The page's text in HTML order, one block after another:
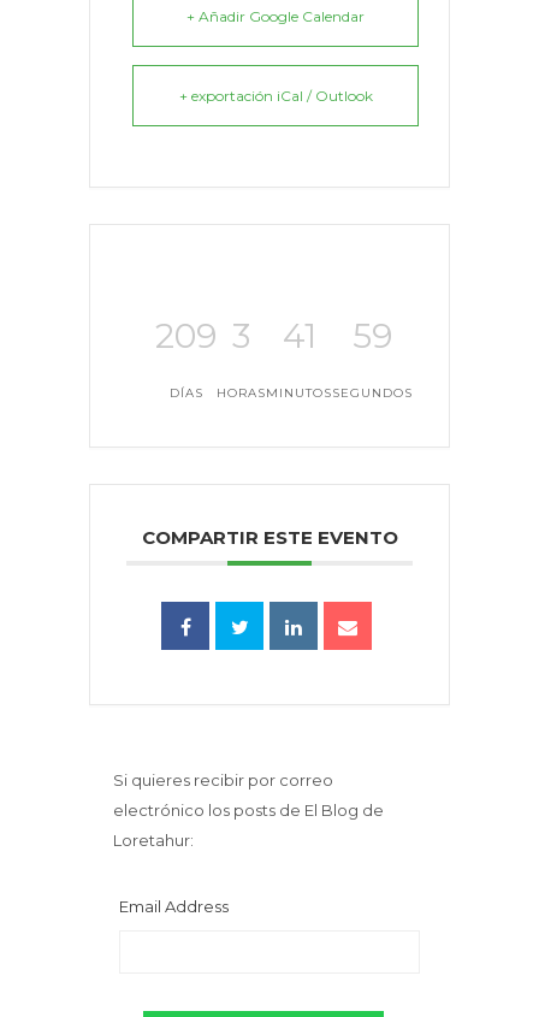
+ Añadir Google Calendar
+ exportación iCal / Outlook
209
DÍAS
3
HORAS
41
MINUTOS
59
SEGUNDOS
COMPARTIR ESTE EVENTO
Si quieres recibir por correo
electrónico los posts de El Blog de
Loretahur:
Email Address